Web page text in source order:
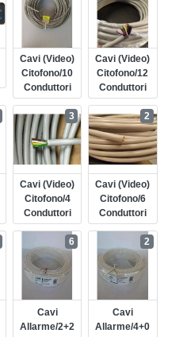
Cavi (video)
Citofono/10
Conduttori
Cavi (video)
Citofono/12
Conduttori
Cavi (video)
Citofono/4
Conduttori
3
Cavi (video)
Citofono/6
Conduttori
2
Cavi
Allarme/2+2
6
Cavi
Allarme/4+0
2